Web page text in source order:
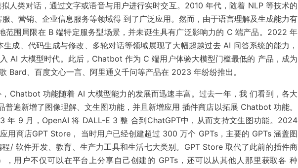
人类对话，通过文字或语音与用户进行实时交互。2010 年代，随着 NLP 等技术的
、营销、企业信息服务等领域得 到了广泛应用。然而，由于语言理解及生成能力有
范围局限在 B 端特定服务型场景，并未诞生具有广泛影响力的 C 端产品。2022 年
成、代码生成与修改、多轮对话等领域展现了大幅超越过去 AI 问答系统的能力，
AI 大模型时代。此后，Chatbot 作为 C 端用户体验大模型门槛最低的 产品，成为
Bard、百度文心一言、阿里通义千问等产品在 2023 年纷纷推出。
Chatbot 功能随着 AI 大模型能力的发展而迅速丰富。过去一年，我 们看到，各大
遍新增了图像理解、文生图功能，并且新增应用 插件商店以拓展 Chatbot 功能。
年 9 月，OpenAI 将 DALL-E 3 整 合到ChatGPT中，从而支持文生图功能。2024
用商店GPT Store， 当时用户已经创建超过 300 万个 GPTs，主要的 GPTs 涵盖图
/ 软件开发、教育、生产力工具和生活七大类别。GPT Store 取代了此前的插件商
用户不仅可以在平台上分享自己创建的 GPTs，还可以从其他人那里获取各 种